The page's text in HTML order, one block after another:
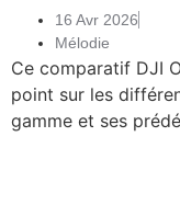
16 Avr 2026
Mélodie
Ce comparatif DJI
point sur les
gamme et ses